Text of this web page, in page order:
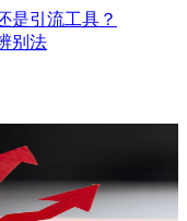
是引流工具？
别法